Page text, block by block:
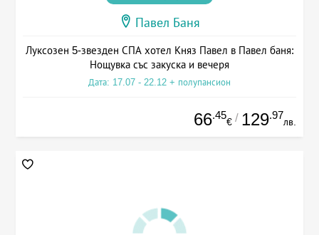
Павел Баня
Луксозен 5-звезден СПА хотел Княз Павел в Павел баня:
Нощувка със закуска и вечеря
Дата: 17.07 - 22.12 + полупансион
66.45
€ / 129.97
лв.